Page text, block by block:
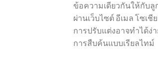
ข้อความเดียวกันให้กับ
ผ่านเว็บไซต์ อีเมล โซเ
การปรับแต่งอาจทำได้
การสืบค้นแบบเรียลไทม์